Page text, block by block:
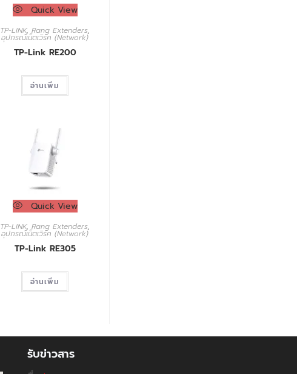
Quick View
TP-LINK,Rang Extenders,
อุปกรณ์เน็ตเวิร์ค (Network)
TP-Link RE200
อ่านเพิ่ม
Quick View
TP-LINK,Rang Extenders,
อุปกรณ์เน็ตเวิร์ค (Network)
TP-Link RE305
อ่านเพิ่ม
รับข่าวสาร